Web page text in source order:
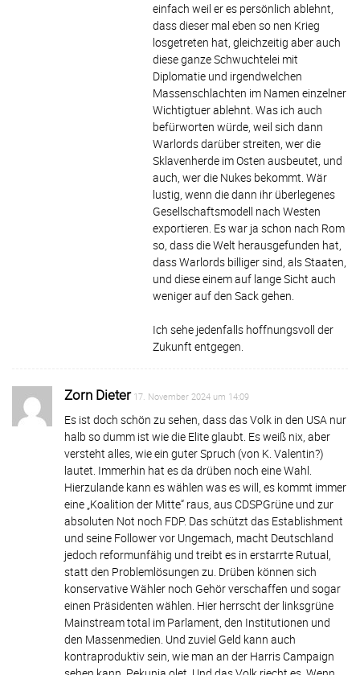
einfach weil er es persönlich ablehnt,
dass dieser mal eben so nen Krieg
losgetreten hat, gleichzeitig aber auch
diese ganze Schwuchtelei mit
Diplomatie und irgendwelchen
Massenschlachten im Namen einzelner
Wichtigtuer ablehnt. Was ich auch
befürworten würde, weil sich dann
Warlords darüber streiten, wer die
Sklavenherde im Osten ausbeutet, und
auch, wer die Nukes bekommt. Wär
lustig, wenn die dann ihr überlegenes
Gesellschaftsmodell nach Westen
exportieren. Es war ja schon nach Rom
so, dass die Welt herausgefunden hat,
dass Warlords billiger sind, als Staaten,
und diese einem auf lange Sicht auch
weniger auf den Sack gehen.
Ich sehe jedenfalls hoffnungsvoll der
Zukunft entgegen.
Zorn Dieter 17. November 2024 um 14:09
Es ist doch schön zu sehen, dass das Volk in den USA nur
halb so dumm ist wie die Elite glaubt. Es weiß nix, aber
versteht alles, wie ein guter Spruch (von K. Valentin?)
lautet. Immerhin hat es da drüben noch eine Wahl.
Hierzulande kann es wählen was es will, es kommt immer
eine „Koalition der Mitte“ raus, aus CDSPGrüne und zur
absoluten Not noch FDP. Das schützt das Establishment
und seine Follower vor Ungemach, macht Deutschland
jedoch reformunfähig und treibt es in erstarrte Rutual,
statt den Problemlösungen zu. Drüben können sich
konservative Wähler noch Gehör verschaffen und sogar
einen Präsidenten wählen. Hier herrscht der linksgrüne
Mainstream total im Parlament, den Institutionen und
den Massenmedien. Und zuviel Geld kann auch
kontraproduktiv sein, wie man an der Harris Campaign